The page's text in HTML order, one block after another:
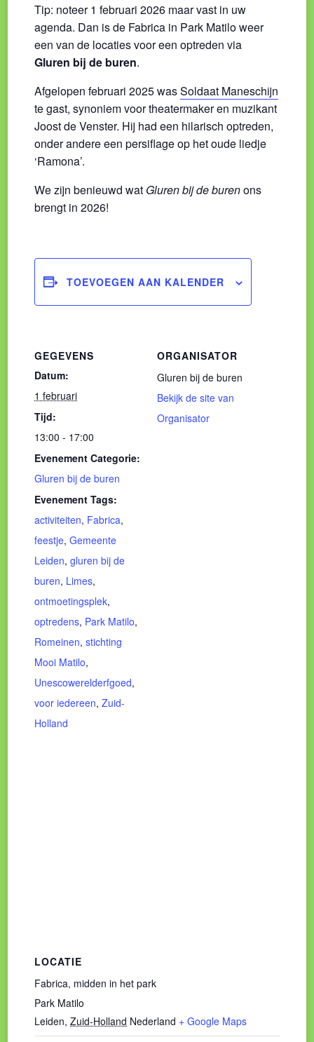
Tip: noteer 1 februari 2026 maar vast in uw
agenda. Dan is de Fabrica in Park Matilo weer
een van de locaties voor een optreden via
Gluren bij de buren.
Afgelopen februari 2025 wasSoldaat Maneschijn
te gast, synoniem voor theatermaker en muzikant
Joost de Venster. Hij had een hilarisch optreden,
onder andere een persiflage op het oude liedje
‘Ramona’.
We zijn benieuwd wat Gluren bij de burenons
brengt in 2026!
TOEVOEGEN AAN KALENDER
GEGEVENS
Datum:
1 februari
Tijd:
13:00 - 17:00
Evenement Categorie:
Gluren bij de buren
Evenement Tags:
activiteiten, Fabrica,
feestje, Gemeente
Leiden, gluren bij de
buren, Limes,
ontmoetingsplek,
optredens, Park Matilo,
Romeinen, stichting
Mooi Matilo,
Unescowerelderfgoed,
voor iedereen, Zuid-
Holland
ORGANISATOR
Gluren bij de buren
Bekijk de site van
Organisator
LOCATIE
Fabrica, midden in het park
Park Matilo
Leiden, Zuid-Holland Nederland + Google Maps